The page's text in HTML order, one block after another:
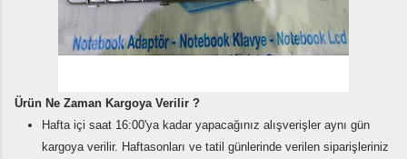
Ürün Ne Zaman Kargoya Verilir ?
Hafta içi saat 16:00'ya kadar yapacağınız alışverişler aynı gün
kargoya verilir. Haftasonları ve tatil günlerinde verilen siparişleriniz